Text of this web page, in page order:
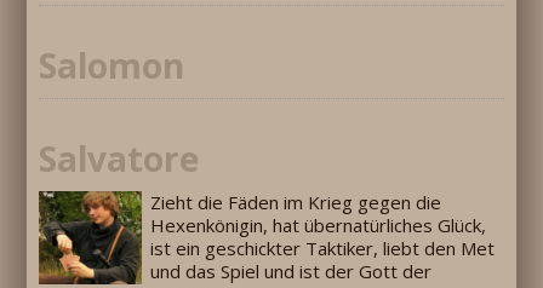
Salomon
Salvatore
Zieht die Fäden im Krieg gegen die
Hexenkönigin, hat übernatürliches Glück,
ist ein geschickter Taktiker, liebt den Met
und das Spiel und ist der Gott der